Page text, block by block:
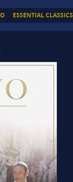
ESSENTIAL CLASSICS